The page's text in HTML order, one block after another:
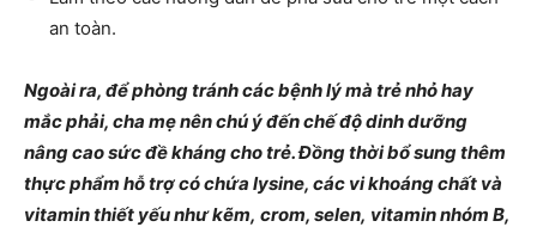
an toàn.
Ngoài ra, để phòng tránh các bệnh lý mà trẻ nhỏ hay
mắc phải, cha mẹ nên chú ý đến chế độ dinh dưỡng
nâng cao sức đề kháng cho trẻ. Đồng thời bổ sung thêm
thực phẩm hỗ trợ có chứa lysine, các vi khoáng chất và
vitamin thiết yếu như kẽm, crom, selen, vitamin nhóm B,